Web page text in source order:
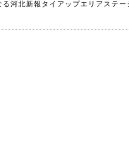
河北新報タイアップエリアステ